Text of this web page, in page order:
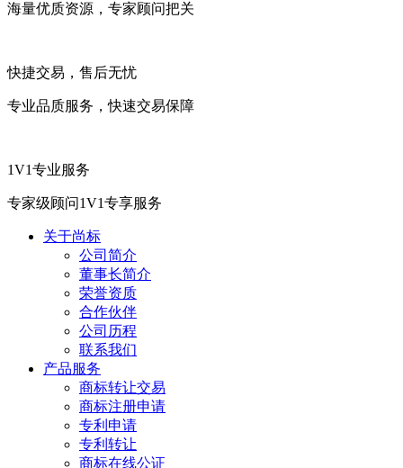
海量优质资源，专家顾问把关
快捷交易，售后无忧
专业品质服务，快速交易保障
1V1专业服务
专家级顾问1V1专享服务
关于尚标
公司简介
董事长简介
荣誉资质
合作伙伴
公司历程
联系我们
产品服务
商标转让交易
商标注册申请
专利申请
专利转让
商标在线公证